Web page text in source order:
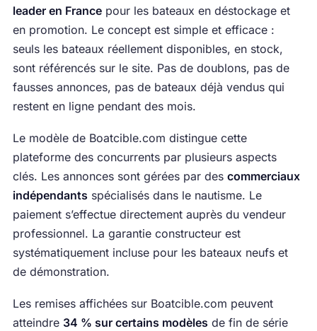
leader en Francepour les bateaux en déstockage et
en promotion. Le concept est simple et efficace :
seuls les bateaux réellement disponibles, en stock,
sont référencés sur le site. Pas de doublons, pas de
fausses annonces, pas de bateaux déjà vendus qui
restent en ligne pendant des mois.
Le modèle de Boatcible.com distingue cette
plateforme des concurrents par plusieurs aspects
clés. Les annonces sont gérées par des commerciaux
indépendants spécialisés dans le nautisme. Le
paiement s’effectue directement auprès du vendeur
professionnel. La garantie constructeur est
systématiquement incluse pour les bateaux neufs et
de démonstration.
Les remises affichées sur Boatcible.com peuvent
atteindre 34 % sur certains modèles de fin de série